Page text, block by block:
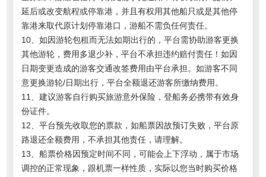
延后或改变航程或停靠港，并且有权用其他船只或是其他停
靠港来取代原计划停靠港口，游船不需负任何责任。
10、如因游轮包租而无法如期出行的，平台需协助游客更换
其他游轮，费用多退少补，平台不承担违约赔付责任！如因
日期变更造成的游客交通改签费用由平台承担。如游客不同
意更换游轮/日期出行，平台全额退还游客所缴纳费用。
11、建议游客自行购买旅游意外保险，登船务必携带有效身
份证件。
12、平台预先收取您的票款，如船票因故预订失败，平台原
路退还全额费用，不承担其他责任，请理解。
13、船票价格因预定时间不同，可能会上下浮动，属于市场
调控的正常现象，跟机票一样性质，实际以您当时购买价格